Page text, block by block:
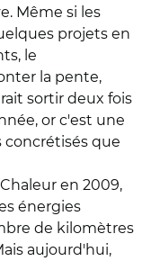
Même si les
projets en
le
la pente,
sortir deux fois
or c'est une
que
en 2009,
énergies
de kilomètres
aujourd'hui,